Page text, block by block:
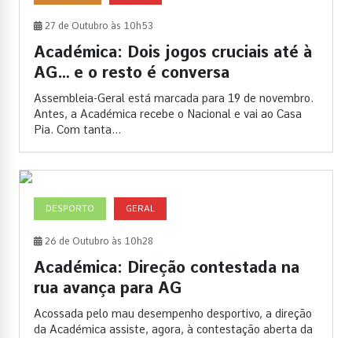
27 de Outubro às 10h53
Académica: Dois jogos cruciais até à
AG… e o resto é conversa
Assembleia-Geral está marcada para 19 de novembro.
Antes, a Académica recebe o Nacional e vai ao Casa
Pia. Com tanta...
DESPORTO GERAL
26 de Outubro às 10h28
Académica: Direção contestada na
rua avança para AG
Acossada pelo mau desempenho desportivo, a direção
da Académica assiste, agora, à contestação aberta da